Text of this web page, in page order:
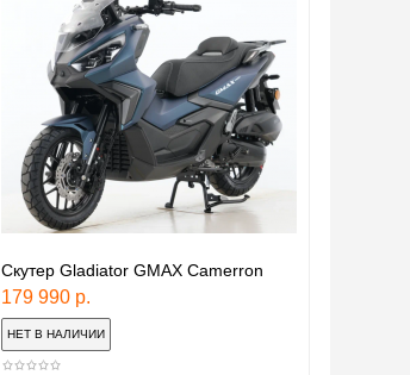
Скутер Gladiator GMAX Camerron
179 990 р.